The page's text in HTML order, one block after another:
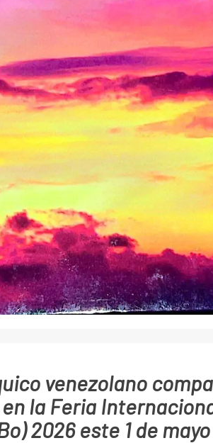
venezolano
la Feria
2026 este 1 de